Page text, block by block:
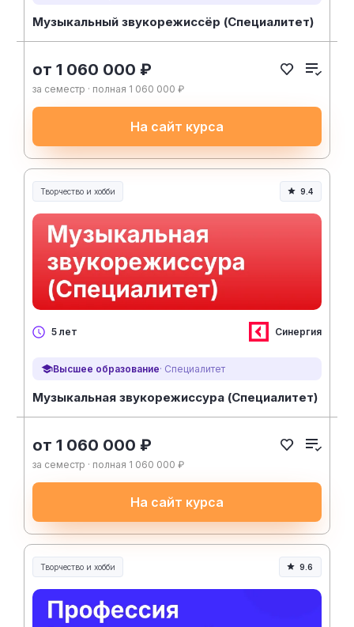
Музыкальный звукорежиссёр (Специалитет)
от 1 060 000 ₽
за семестр · полная 1 060 000 ₽
На сайт курса
Творчество и хобби
Творчество, контент и хобби
9.4
5 лет Синергия
Высшее образование· Специалитет
Музыкальная звукорежиссура (Специалитет)
от 1 060 000 ₽
за семестр · полная 1 060 000 ₽
На сайт курса
Творчество и хобби
Творчество, контент и хобби
9.6